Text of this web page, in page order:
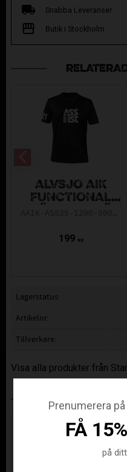
Snabba Leveranser
Butik i Stockholm
ÄLVSJÖ AIK
FUNCTIONAL
199 KR
Lagerstatus
Artikelnr
Tillverkare
Visa alla produkter från
ANDRA
Prenumerera
FÅ
på